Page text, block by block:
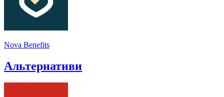
Nova Benefits
Альтернативи